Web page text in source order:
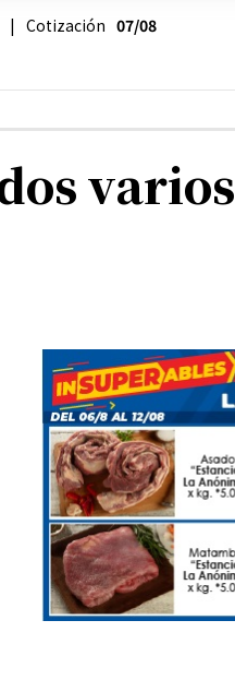
Cotización 07/08
varios